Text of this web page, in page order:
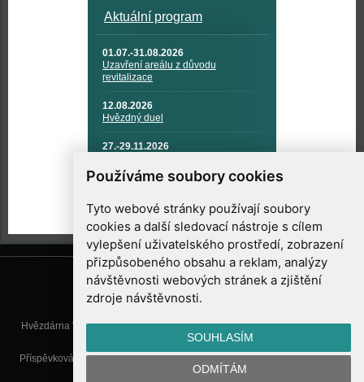
Používáme soubory cookies
Tyto webové stránky používají soubory
cookies a další sledovací nástroje s cílem
vylepšení uživatelského prostředí, zobrazení
přizpůsobeného obsahu a reklam, analýzy
návštěvnosti webových stránek a zjištění
zdroje návštěvnosti.
SOUHLASÍM
ODMÍTÁM
Aktuální program
01.07.-31.08.2026
Uzavření areálu z důvodu
revitalizace
12.08.2026
Hvězdný duel
27.-29.11.2026
TECHNIKA A KOSMICKÉ
TECHNOLOGIE
Hvězdárna Valašské Meziříčí, příspěvková organizace, Vsetínská 78, 757
01 Valašské Meziříčí
Příspěvková organizace Zlínského kraje. Telefon:571 611 928, Mobil:777
info@astrovm.cz